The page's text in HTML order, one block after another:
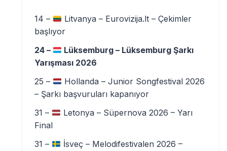
14 –
Litvanya – Eurovizija.lt – Çekimler
başlıyor
24 –
Lüksemburg – Lüksemburg Şarkı
Yarışması 2026
25 –
Hollanda – Junior Songfestival 2026
– Şarkı başvuruları kapanıyor
31 –
Letonya – Süpernova 2026 – Yarı
Final
31 –
İsveç – Melodifestivalen 2026 –